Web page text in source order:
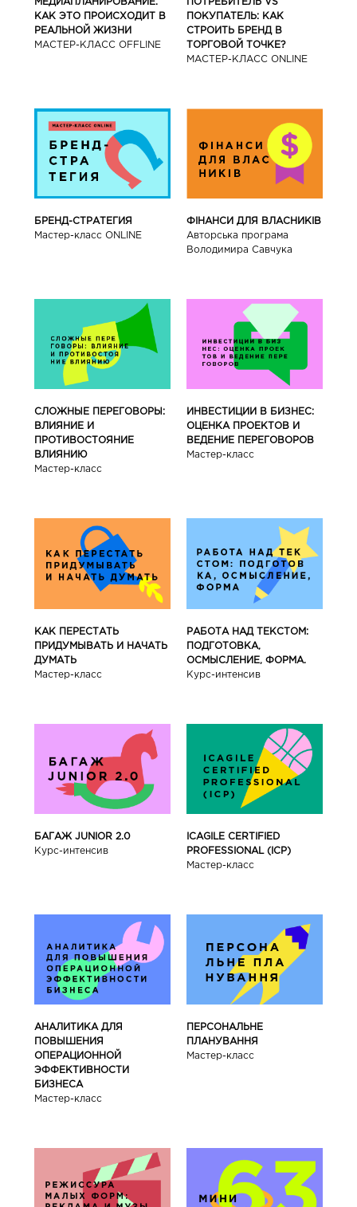
КАК ЭТО ПРОИСХОДИТ В
РЕАЛЬНОЙ ЖИЗНИ
МАСТЕР-КЛАСС OFFLINE
ПОКУПАТЕЛЬ: КАК
СТРОИТЬ БРЕНД В
ТОРГОВОЙ ТОЧКЕ?
МАСТЕР-КЛАСС ONLINE
БРЕНД-СТРАТЕГИЯ
Мастер-класс ONLINE
ФІНАНСИ ДЛЯ ВЛАСНИКІВ
Авторська програма
Володимира Савчука
СЛОЖНЫЕ ПЕРЕГОВОРЫ:
ВЛИЯНИЕ И
ПРОТИВОСТОЯНИЕ
ВЛИЯНИЮ
Мастер-класс
ИНВЕСТИЦИИ В БИЗНЕС:
ОЦЕНКА ПРОЕКТОВ И
ВЕДЕНИЕ ПЕРЕГОВОРОВ
Мастер-класс
КАК ПЕРЕСТАТЬ
ПРИДУМЫВАТЬ И НАЧАТЬ
ДУМАТЬ
Мастер-класс
РАБОТА НАД ТЕКСТОМ:
ПОДГОТОВКА,
ОСМЫСЛЕНИЕ, ФОРМА.
Курс-интенсив
БАГАЖ JUNIOR 2.0
Курс-интенсив
ICAGILE CERTIFIED
PROFESSIONAL (ICP)
Мастер-класс
АНАЛИТИКА ДЛЯ
ПОВЫШЕНИЯ
ОПЕРАЦИОННОЙ
ЭФФЕКТИВНОСТИ
БИЗНЕСА
Мастер-класс
ПЕРСОНАЛЬНЕ
ПЛАНУВАННЯ
Мастер-класс